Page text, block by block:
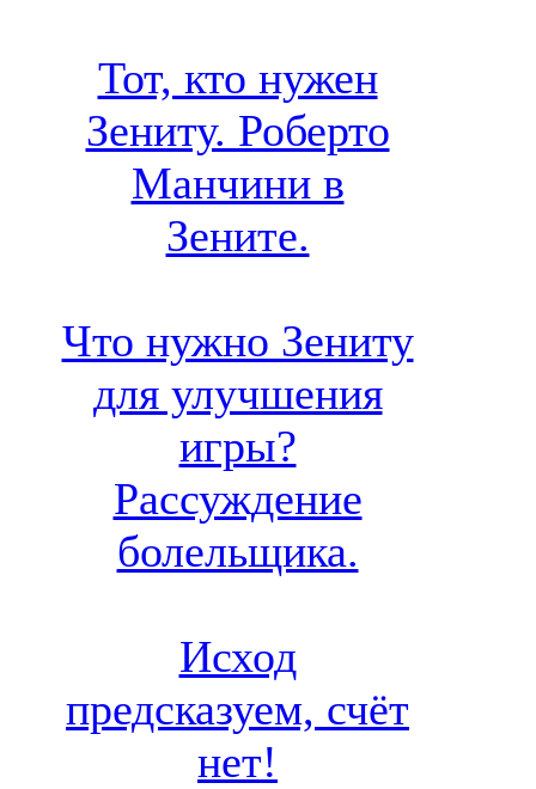
Тот, кто нужен
Зениту. Роберто
Манчини в
Зените.
Что нужно Зениту
для улучшения
игры?
Рассуждение
болельщика.
Исход
предсказуем, счёт
нет!